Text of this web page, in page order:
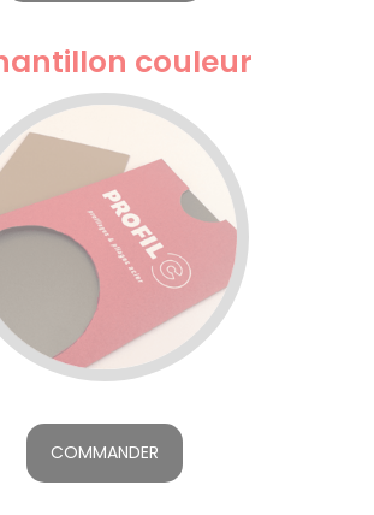
couleur
COMMANDER